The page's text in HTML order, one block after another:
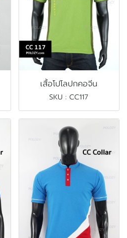
เสื้อโปโลปกคอจีน
SKU : CC117